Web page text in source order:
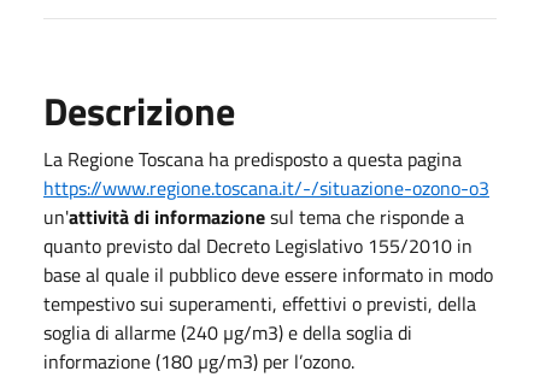
Descrizione
La Regione Toscana ha predisposto a questa pagina
https://www.regione.toscana.it/-/situazione-ozono-o3
un'attività di informazionesul tema che risponde a
quanto previsto dal Decreto Legislativo 155/2010 in
base al quale il pubblico deve essere informato in modo
tempestivo sui superamenti, effettivi o previsti, della
soglia di allarme (240 µg/m3) e della soglia di
informazione (180 µg/m3) per l’ozono.